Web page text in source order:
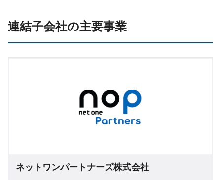
連結子会社の主要事業
ネットワンパートナーズ株式会社